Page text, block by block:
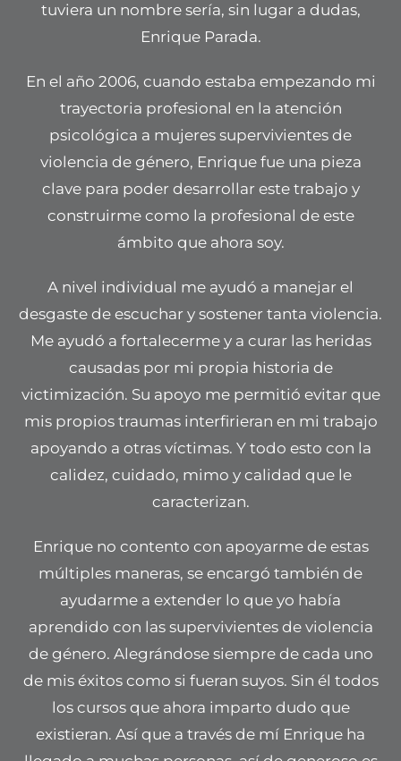
tuviera un nombre sería, sin lugar a dudas,
Enrique Parada.
En el año 2006, cuando estaba empezando mi
trayectoria profesional en la atención
psicológica a mujeres supervivientes de
violencia de género, Enrique fue una pieza
clave para poder desarrollar este trabajo y
construirme como la profesional de este
ámbito que ahora soy.
A nivel individual me ayudó a manejar el
desgaste de escuchar y sostener tanta violencia.
Me ayudó a fortalecerme y a curar las heridas
causadas por mi propia historia de
victimización. Su apoyo me permitió evitar que
mis propios traumas interfirieran en mi trabajo
apoyando a otras víctimas. Y todo esto con la
calidez, cuidado, mimo y calidad que le
caracterizan.
Enrique no contento con apoyarme de estas
múltiples maneras, se encargó también de
ayudarme a extender lo que yo había
aprendido con las supervivientes de violencia
de género. Alegrándose siempre de cada uno
de mis éxitos como si fueran suyos. Sin él todos
los cursos que ahora imparto dudo que
existieran. Así que a través de mí Enrique ha